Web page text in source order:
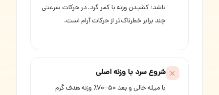
باشد؛ کشیدن وزنه با کمر گرد، در حرکات سرعتی
چند برابر خطرناک‌تر از حرکات آرام است.
شروع سرد با وزنه اصلی
با میله خالی و بعد ۵۰–۷۰٪ وزنه هدف گرم